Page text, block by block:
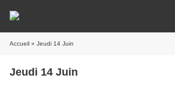
Accueil » Jeudi 14 Juin
Jeudi 14 Juin